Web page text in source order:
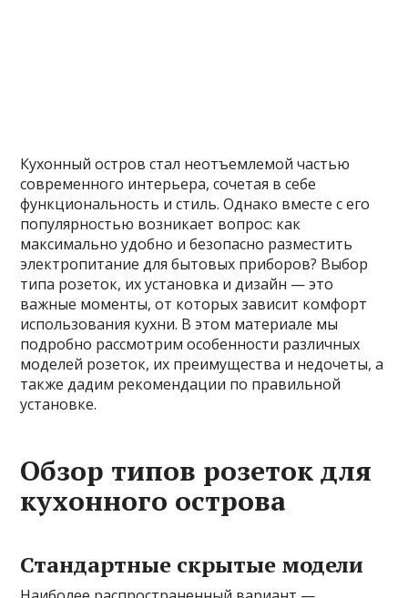
Кухонный остров стал неотъемлемой частью
современного интерьера, сочетая в себе
функциональность и стиль. Однако вместе с его
популярностью возникает вопрос: как
максимально удобно и безопасно разместить
электропитание для бытовых приборов? Выбор
типа розеток, их установка и дизайн — это
важные моменты, от которых зависит комфорт
использования кухни. В этом материале мы
подробно рассмотрим особенности различных
моделей розеток, их преимущества и недочеты, а
также дадим рекомендации по правильной
установке.
Обзор типов розеток для
кухонного острова
Стандартные скрытые модели